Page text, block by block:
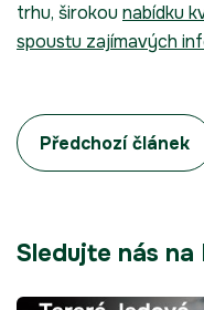
trhu, širokou nabídku
spoustu zajímavých
Předchozí článek
Sledujte nás na